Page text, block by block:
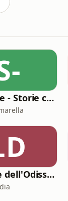
Sottovoce - Storie criminali
Le donne dell'Odissea